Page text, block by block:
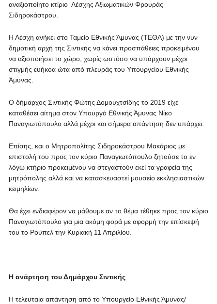
αναξιοποίητο κτίριο Λέσχης Αξιωματικών Φρουράς
Σιδηροκάστρου.
Η Λέσχη ανήκει στο Ταμείο Εθνικής Άμυνας (ΤΕΘΑ) με την νυν
δημοτική αρχή της Σιντικής να κάνει προσπάθειες προκειμένου
να αξιοποιήσει το χώρο, χωρίς ωστόσο να υπάρχουν μέχρι
στιγμής ευήκοα ώτα από πλευράς του Υπουργείου Εθνικής
Άμυνας.
Ο δήμαρχος Σιντικής Φώτης Δομουχτσίδης το 2019 είχε
καταθέσει αίτημα στον Υπουργό Εθνικής Άμυνας Νίκο
Παναγιωτόπουλο αλλά μέχρι και σήμερα απάντηση δεν υπάρχει.
Επίσης, και ο Μητροπολίτης Σιδηροκάστρου Μακάριος με
επιστολή του προς τον κύριο Παναγιωτόπουλο ζητούσε το εν
λόγω κτήριο προκειμένου να στεγαστούν εκεί τα γραφεία της
μητρόπολης αλλά και να κατασκευαστεί μουσείο εκκλησιαστικών
κειμηλίων.
Θα έχει ενδιαφέρον να μάθουμε αν το θέμα τέθηκε προς τον κύριο
Παναγιωτόπουλο για μια ακόμη φορά με αφορμή την επίσκεψή
του το Ρούπελ την Κυριακή 11 Απριλίου.
Η ανάρτηση του Δημάρχου Σιντικής
Η τελευταία απάντηση από το Υπουργείο Εθνικής Άμυνας/